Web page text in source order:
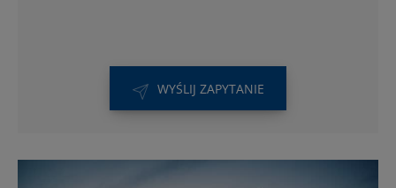
WYŚLIJ ZAPYTANIE